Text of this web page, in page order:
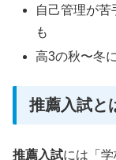
自己管理が苦
も
高3の秋〜冬
推薦入試と
推薦入試には「